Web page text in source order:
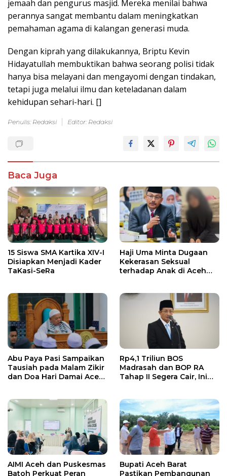
jemaah dan pengurus masjid. Mereka menilai bahwa
perannya sangat membantu dalam meningkatkan
pemahaman agama di kalangan generasi muda.
Dengan kiprah yang dilakukannya, Briptu Kevin
Hidayatullah membuktikan bahwa seorang polisi tidak
hanya bisa melayani dan mengayomi dengan tindakan,
tetapi juga melalui ilmu dan keteladanan dalam
kehidupan sehari-hari. []
Penulis: Redaksi Editor: Redaksi
Baca Juga
15 Siswa SMA Kartika XIV-I
Disiapkan Menjadi Kader
TaKasi-SeRa
Haji Uma Minta Dugaan
Kekerasan Seksual
terhadap Anak di Aceh
Abu Paya Pasi Sampaikan
Tausiah pada Malam Zikir
dan Doa Hari Damai Aceh
Rp4,1 Triliun BOS
Madrasah dan BOP RA
Tahap II Segera Cair, Ini
AIMI Aceh dan Puskesmas
Batoh Perkuat Peran
Bupati Aceh Barat
Pastikan Pembangunan